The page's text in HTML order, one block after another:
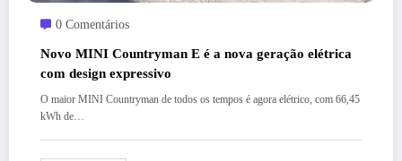
0 Comentários
Novo MINI Countryman E é a nova geração elétrica
com design expressivo
O maior MINI Countryman de todos os tempos é agora elétrico, com 66,45
kWh de…